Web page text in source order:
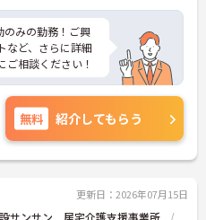
みの勤務！ご興
など、さらに詳細
ご相談ください！
無料 紹介してもらう
更新日：2026年07月15日
サンサン 居宅介護支援事業所